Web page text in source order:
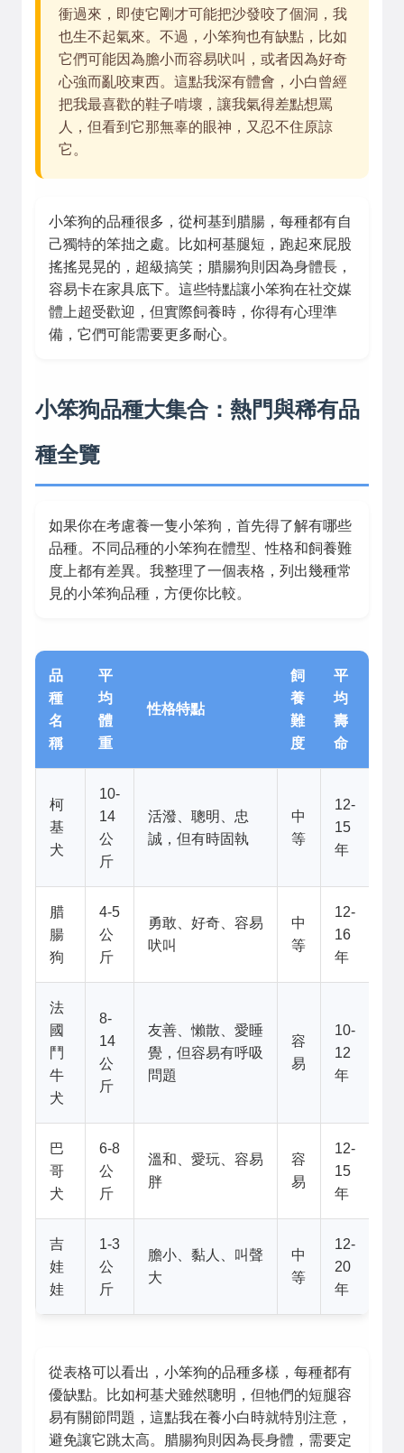
衝過來，即使它剛才可能把沙發咬了個洞，我
也生不起氣來。不過，小笨狗也有缺點，比如
它們可能因為膽小而容易吠叫，或者因為好奇
心強而亂咬東西。這點我深有體會，小白曾經
把我最喜歡的鞋子啃壞，讓我氣得差點想罵
人，但看到它那無辜的眼神，又忍不住原諒
它。
小笨狗的品種很多，從柯基到腊腸，每種都有自
己獨特的笨拙之處。比如柯基腿短，跑起來屁股
搖搖晃晃的，超級搞笑；腊腸狗則因為身體長，
容易卡在家具底下。這些特點讓小笨狗在社交媒
體上超受歡迎，但實際飼養時，你得有心理準
備，它們可能需要更多耐心。
小笨狗品種大集合：熱門與稀有品
種全覽
如果你在考慮養一隻小笨狗，首先得了解有哪些
品種。不同品種的小笨狗在體型、性格和飼養難
度上都有差異。我整理了一個表格，列出幾種常
見的小笨狗品種，方便你比較。
品
種
名
稱
平
均
體
重
性格特點
飼
養
難
度
平
均
壽
命
柯
基
犬
10-
14
公
斤
活潑、聰明、忠
誠，但有時固執
中
等
12-
15
年
腊
腸
狗
4-5
公
斤
勇敢、好奇、容易
吠叫
中
等
12-
16
年
法
國
鬥
牛
犬
8-
14
公
斤
友善、懶散、愛睡
覺，但容易有呼吸
問題
容
易
10-
12
年
巴
哥
犬
6-8
公
斤
溫和、愛玩、容易
胖
容
易
12-
15
年
吉
娃
娃
1-3
公
斤
膽小、黏人、叫聲
大
中
等
12-
20
年
從表格可以看出，小笨狗的品種多樣，每種都有
優缺點。比如柯基犬雖然聰明，但牠們的短腿容
易有關節問題，這點我在養小白時就特別注意，
避免讓它跳太高。腊腸狗則因為長身體，需要定